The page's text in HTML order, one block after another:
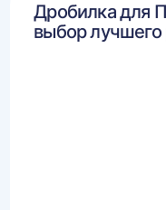
Дробилка для
выбор